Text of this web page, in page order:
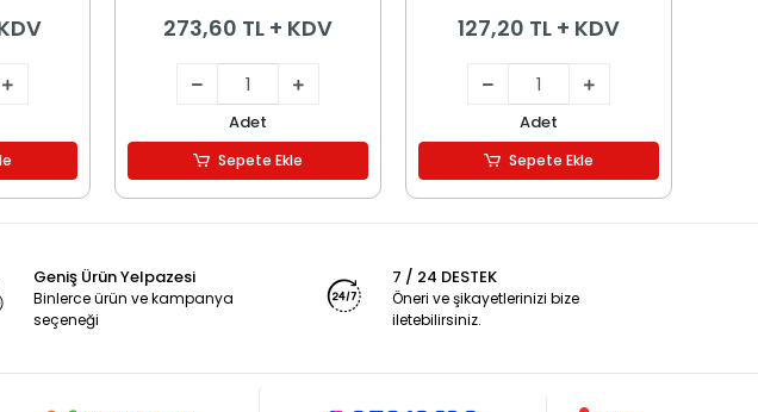
273,60 TL + KDV
Adet
Sepete Ekle
127,20 TL + KDV
Adet
Sepete Ekle
Geniş Ürün Yelpazesi
Binlerce ürün ve kampanya
seçeneği
7 / 24 DESTEK
Öneri ve şikayetlerinizi bize
iletebilirsiniz.